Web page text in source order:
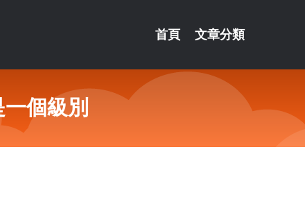
首頁 文章分類
個級別